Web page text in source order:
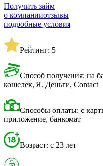
Получить займ
о компанииотзывы
подробные условия
Рейтинг: 5
Способ получения: на
кошелек, Я. Деньги, Contact
Способы оплаты: с
приложение, банкомат
Возраст: с 23 лет